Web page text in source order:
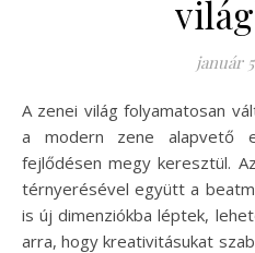
január
A zenei világ folyamatosan változik, és a beatmaking, mint
a modern zene alapvető
fejlődésen megy keresztül.
térnyerésével együtt a
is új dimenziókba léptek,
arra, hogy kreativitásukat